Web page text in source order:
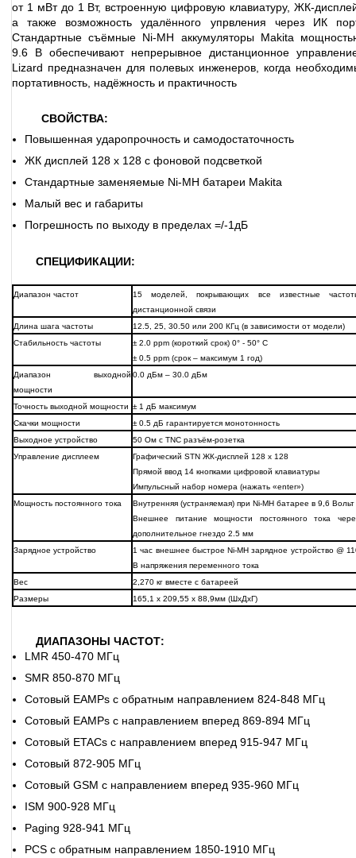
от 1 мВт до 1 Вт, встроенную цифровую клавиатуру, ЖК-
а также возможность удалённого упрвления через ИК
Стандартные съёмные Ni-MH аккумуляторы Makita
9.6 В обеспечивают непрерывное дистанционное
Lizard предназначен для полевых инженеров, когда
портативность, надёжность и практичность
СВОЙСТВА:
Повышенная ударопрочность и самодостаточность
ЖК дисплей 128 х 128 с фоновой подсветкой
Стандартные заменяемые Ni-MH батареи Makita
Малый вес и габариты
Погрешность по выходу в пределах =/-1дБ
СПЕЦИФИКАЦИИ:
Диапазон частот
15 моделей, покрывающих все известные
дистанционной связи
Длина шага частоты
12.5, 25, 30.50 или 200 КГц (в зависимости от модели)
Стабильность частоты
± 2.0 ppm (короткий срок) 0° - 50° С
± 0.5 ppm (срок – максимум 1 год)
Диапазон выходной
мощности
0.0 дБм – 30.0 дБм
Точность выходной мощности ± 1 дБ максимум
Скачки мощности
± 0.5 дБ гарантируется монотонность
Выходное устройство
50 Ом с TNC разъём-розетка
Управление дисплеем
Графический STN ЖК-дисплей 128 х 128
Прямой ввод 14 кнопками цифровой клавиатуры
Импульсный набор номера (нажать «enter»)
Мощность постоянного тока
Внутренняя (устраняемая) при Ni-MH батарее в 9,6 Вольт
Внешнее питание мощности постоянного тока
дополнительное гнездо 2.5 мм
Зарядное устройство
1 час внешнее быстрое Ni-MH зарядное устройство @
В напряжения переменного тока
Вес
2,270 кг вместе с батареей
Размеры
165,1 х 209,55 х 88,9мм (ШхДхГ)
ДИАПАЗОНЫ ЧАСТОТ:
LMR 450-470 МГц
SMR 850-870 МГц
Сотовый EAMPs с обратным направлением 824-848 МГц
Сотовый EAMPs с направлением вперед 869-894 МГц
Сотовый ETACs с направлением вперед 915-947 МГц
Сотовый 872-905 МГц
Сотовый GSM с направлением вперед 935-960 МГц
ISM 900-928 МГц
Paging 928-941 МГц
PCS с обратным направлением 1850-1910 МГц